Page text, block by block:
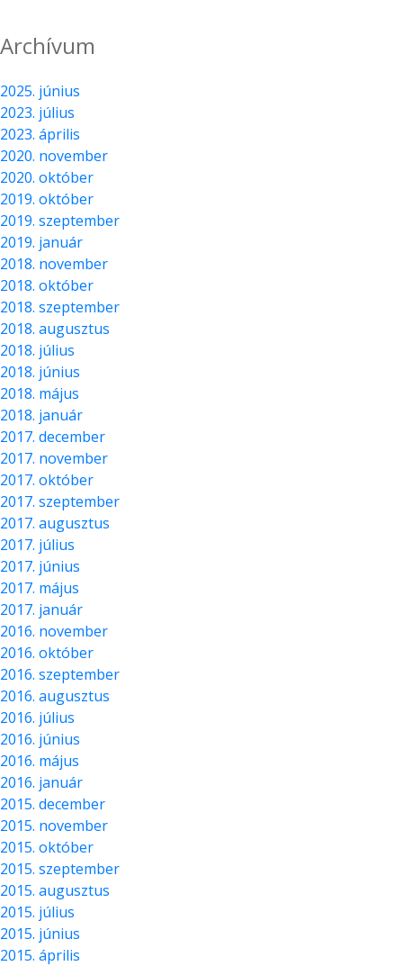
Archívum
2025. június
2023. július
2023. április
2020. november
2020. október
2019. október
2019. szeptember
2019. január
2018. november
2018. október
2018. szeptember
2018. augusztus
2018. július
2018. június
2018. május
2018. január
2017. december
2017. november
2017. október
2017. szeptember
2017. augusztus
2017. július
2017. június
2017. május
2017. január
2016. november
2016. október
2016. szeptember
2016. augusztus
2016. július
2016. június
2016. május
2016. január
2015. december
2015. november
2015. október
2015. szeptember
2015. augusztus
2015. július
2015. június
2015. április